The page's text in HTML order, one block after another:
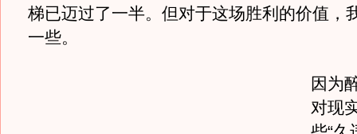
梯已迈过了一半。但对于这场胜利的价值，
一些。
因为
对现